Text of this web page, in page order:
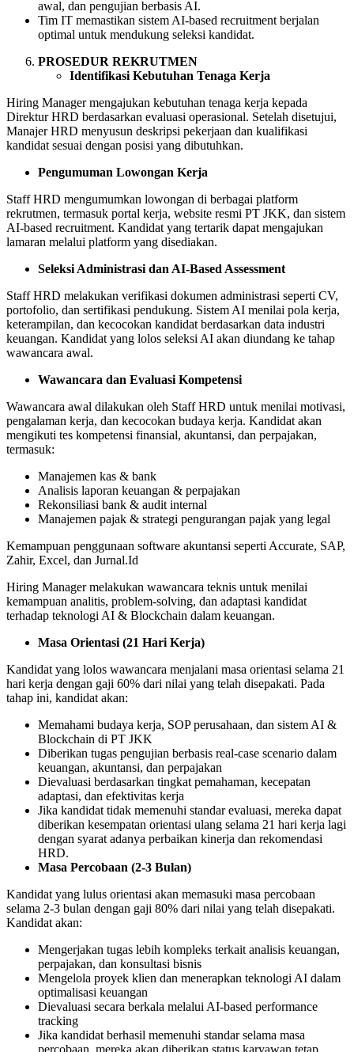
awal, dan pengujian berbasis AI.
Tim IT memastikan sistem AI-based recruitment berjalan
optimal untuk mendukung seleksi kandidat.
PROSEDUR REKRUTMEN
Identifikasi Kebutuhan Tenaga Kerja
Hiring Manager mengajukan kebutuhan tenaga kerja kepada
Direktur HRD berdasarkan evaluasi operasional. Setelah disetujui,
Manajer HRD menyusun deskripsi pekerjaan dan kualifikasi
kandidat sesuai dengan posisi yang dibutuhkan.
Pengumuman Lowongan Kerja
Staff HRD mengumumkan lowongan di berbagai platform
rekrutmen, termasuk portal kerja, website resmi PT JKK, dan sistem
AI-based recruitment. Kandidat yang tertarik dapat mengajukan
lamaran melalui platform yang disediakan.
Seleksi Administrasi dan AI-Based Assessment
Staff HRD melakukan verifikasi dokumen administrasi seperti CV,
portofolio, dan sertifikasi pendukung. Sistem AI menilai pola kerja,
keterampilan, dan kecocokan kandidat berdasarkan data industri
keuangan. Kandidat yang lolos seleksi AI akan diundang ke tahap
wawancara awal.
Wawancara dan Evaluasi Kompetensi
Wawancara awal dilakukan oleh Staff HRD untuk menilai motivasi,
pengalaman kerja, dan kecocokan budaya kerja. Kandidat akan
mengikuti tes kompetensi finansial, akuntansi, dan perpajakan,
termasuk:
Manajemen kas & bank
Analisis laporan keuangan & perpajakan
Rekonsiliasi bank & audit internal
Manajemen pajak & strategi pengurangan pajak yang legal
Kemampuan penggunaan software akuntansi seperti Accurate, SAP,
Zahir, Excel, dan Jurnal.Id
Hiring Manager melakukan wawancara teknis untuk menilai
kemampuan analitis, problem-solving, dan adaptasi kandidat
terhadap teknologi AI & Blockchain dalam keuangan.
Masa Orientasi (21 Hari Kerja)
Kandidat yang lolos wawancara menjalani masa orientasi selama 21
hari kerja dengan gaji 60% dari nilai yang telah disepakati. Pada
tahap ini, kandidat akan:
Memahami budaya kerja, SOP perusahaan, dan sistem AI &
Blockchain di PT JKK
Diberikan tugas pengujian berbasis real-case scenario dalam
keuangan, akuntansi, dan perpajakan
Dievaluasi berdasarkan tingkat pemahaman, kecepatan
adaptasi, dan efektivitas kerja
Jika kandidat tidak memenuhi standar evaluasi, mereka dapat
diberikan kesempatan orientasi ulang selama 21 hari kerja lagi
dengan syarat adanya perbaikan kinerja dan rekomendasi
HRD.
Masa Percobaan (2-3 Bulan)
Kandidat yang lulus orientasi akan memasuki masa percobaan
selama 2-3 bulan dengan gaji 80% dari nilai yang telah disepakati.
Kandidat akan:
Mengerjakan tugas lebih kompleks terkait analisis keuangan,
perpajakan, dan konsultasi bisnis
Mengelola proyek klien dan menerapkan teknologi AI dalam
optimalisasi keuangan
Dievaluasi secara berkala melalui AI-based performance
tracking
Jika kandidat berhasil memenuhi standar selama masa
percobaan, mereka akan diberikan status karyawan tetap